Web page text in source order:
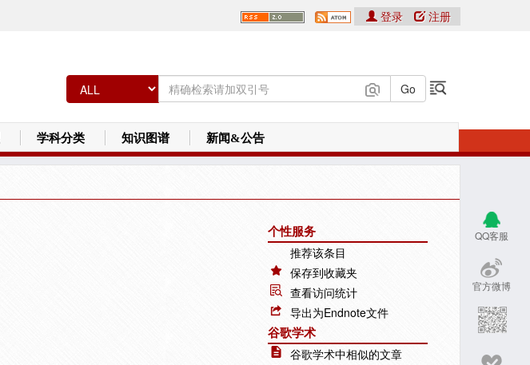
登录 注册
学科分类 知识图谱 新闻&公告
QQ客服
官方微博
个性服务
推荐该条目
保存到收藏夹
查看访问统计
导出为Endnote文件
谷歌学术
谷歌学术中相似的文章